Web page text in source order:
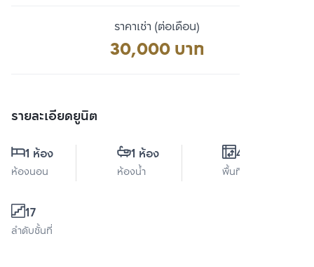
ราคาเช่า (ต่อเดือน)
30,000 บาท
รายละเอียดยูนิต
1 ห้อง
ห้องนอน
1 ห้อง
ห้องน้ำ
43 ตร.ม.
พื้นที่ใช้สอย
17
ลำดับชั้นที่